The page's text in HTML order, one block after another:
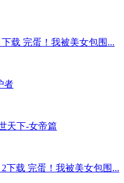
完蛋！我被美女包围...
者
天下-女帝篇
完蛋！我被美女包围...